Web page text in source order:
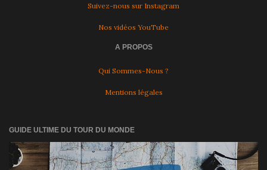
Suivez-nous sur Instagram
Nos vidéos YouTube
A PROPOS
Qui Sommes-Nous ?
Mentions légales
GUIDE ULTIME DU TOUR DU MONDE